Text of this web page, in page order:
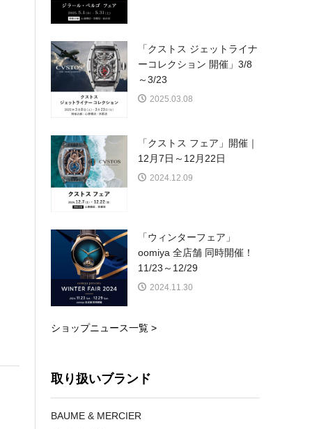
「クストス ジェットライナ
ーコレクション 開催」3/8
～3/23
2025.03.08
「クストス フェア」開催｜
12月7日～12月22日
2024.12.09
「ウィンターフェア」
oomiya 全店舗 同時開催！
11/23～12/29
2024.11.30
ショップニュース一覧 >
取り扱いブランド
BAUME & MERCIER